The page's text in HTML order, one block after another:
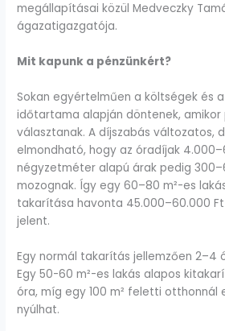
megállapításai közül Medveczky
ágazatigazgatója.
Mit kapunk a pénzünkért?
Sokan egyértelműen a költségek és
időtartama alapján döntenek,
választanak. A díjszabás változatos,
elmondható, hogy az óradíjak
négyzetméter alapú árak pedig
mozognak. Így egy 60–80 m²-es
takarítása havonta 45.000–60.000
jelent.
Egy normál takarítás jellemzően 2–4
Egy 50-60 m²-es lakás alapos
óra, míg egy 100 m² feletti otthonnál
nyúlhat.